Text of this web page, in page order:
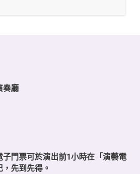
奏廳
門票可於演出前1小時在「演藝電
先到先得。